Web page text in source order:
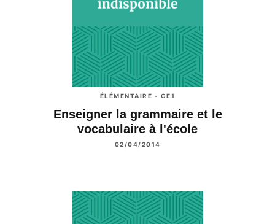
ÉLÉMENTAIRE - CE1
Enseigner la grammaire et le
vocabulaire à l'école
02/04/2014